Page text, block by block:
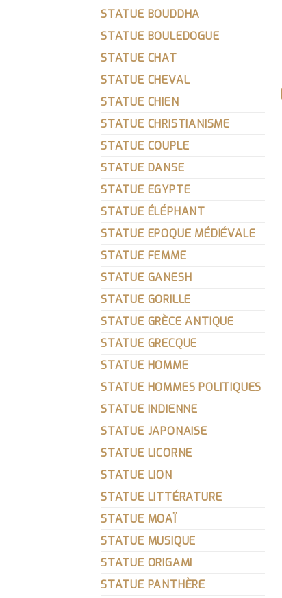
STATUE BOUDDHA
STATUE BOULEDOGUE
STATUE CHAT
STATUE CHEVAL
STATUE CHIEN
STATUE CHRISTIANISME
STATUE COUPLE
STATUE DANSE
STATUE EGYPTE
STATUE ÉLÉPHANT
STATUE EPOQUE MÉDIÉVALE
STATUE FEMME
STATUE GANESH
STATUE GORILLE
STATUE GRÈCE ANTIQUE
STATUE GRECQUE
STATUE HOMME
STATUE HOMMES POLITIQUES
STATUE INDIENNE
STATUE JAPONAISE
STATUE LICORNE
STATUE LION
STATUE LITTÉRATURE
STATUE MOAÏ
STATUE MUSIQUE
STATUE ORIGAMI
STATUE PANTHÈRE